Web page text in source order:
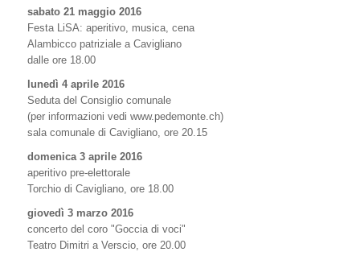
sabato 21 maggio 2016
Festa LiSA: aperitivo, musica, cena
Alambicco patriziale a Cavigliano
dalle ore 18.00
lunedì 4 aprile 2016
Seduta del Consiglio comunale
(per informazioni vedi www.pedemonte.ch)
sala comunale di Cavigliano, ore 20.15
domenica 3 aprile 2016
aperitivo pre-elettorale
Torchio di Cavigliano, ore 18.00
giovedì 3 marzo 2016
concerto del coro "Goccia di voci"
Teatro Dimitri a Verscio, ore 20.00